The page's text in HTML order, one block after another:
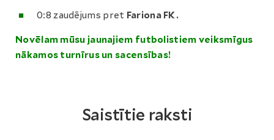
0:8 zaudējums pret Fariona FK.
Novēlam mūsu jaunajiem futbolistiem veiksmīgus
nākamos turnīrus un sacensības!
Saistītie raksti